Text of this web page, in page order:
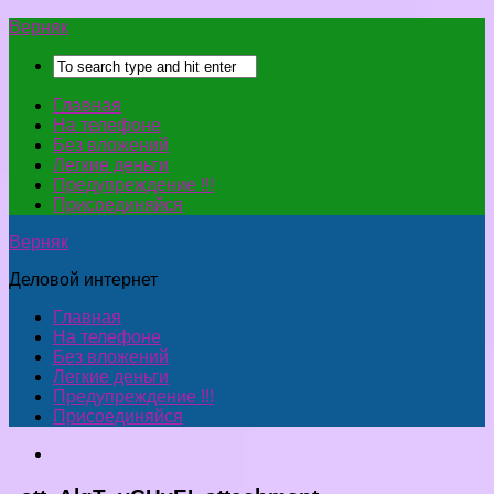
Верняк
Главная
На телефоне
Без вложений
Легкие деньги
Предупреждение !!!
Присоединяйся
Верняк
Деловой интернет
Главная
На телефоне
Без вложений
Легкие деньги
Предупреждение !!!
Присоединяйся